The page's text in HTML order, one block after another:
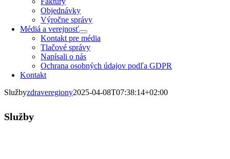
Objednávky
Výročne správy
Médiá a verejnosť
Kontakt pre média
Tlačové správy
Napísali o nás
Ochrana osobných údajov podľa GDPR
Kontakt
Službyzdraveregiony2025-04-08T07:38:14+02:00
Služby